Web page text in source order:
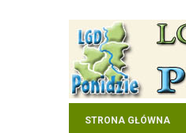
STRONA GŁÓWNA